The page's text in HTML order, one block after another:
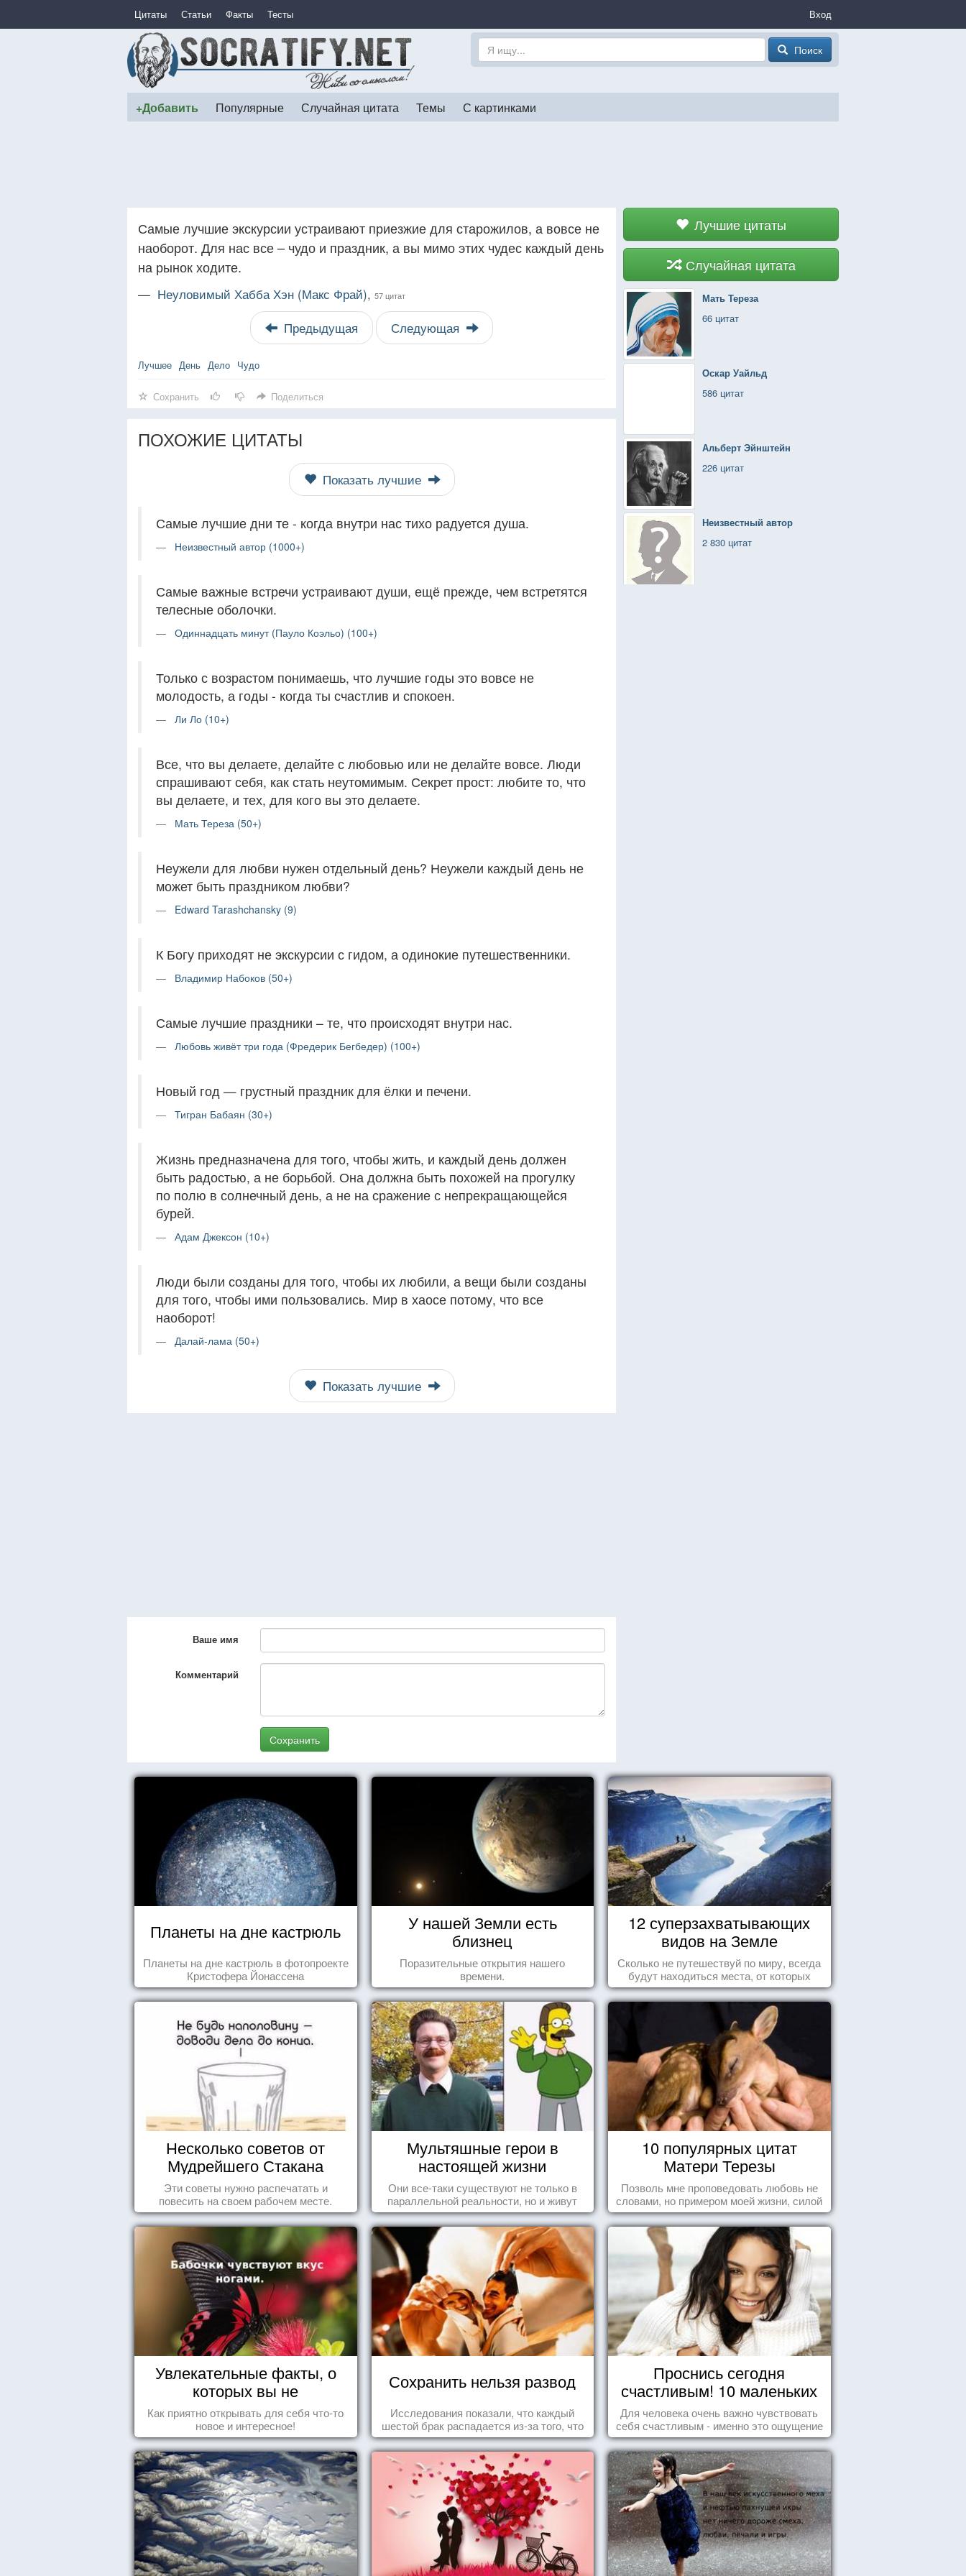
Цитаты Статьи Факты Тесты Вход
Поиск
+Добавить Популярные Случайная цитата Темы С картинками
Лучшие цитаты
Случайная цитата
Мать Тереза
66 цитат
Оскар Уайльд
586 цитат
Альберт Эйнштейн
226 цитат
Неизвестный автор
2 830 цитат
Самые лучшие экскурсии устраивают приезжие для старожилов, а вовсе не
наоборот. Для нас все – чудо и праздник, а вы мимо этих чудес каждый день
на рынок ходите.
— Неуловимый Хабба Хэн (Макс Фрай), 57 цитат
Предыдущая Следующая
Лучшее День Дело Чудо
Сохранить Поделиться
ПОХОЖИЕ ЦИТАТЫ
Показать лучшие
Самые лучшие дни те - когда внутри нас тихо радуется душа.
Неизвестный автор (1000+)
Самые важные встречи устраивают души, ещё прежде, чем встретятся
телесные оболочки.
Одиннадцать минут (Пауло Коэльо) (100+)
Только с возрастом понимаешь, что лучшие годы это вовсе не
молодость, а годы - когда ты счастлив и спокоен.
Ли Ло (10+)
Все, что вы делаете, делайте с любовью или не делайте вовсе. Люди
спрашивают себя, как стать неутомимым. Секрет прост: любите то, что
вы делаете, и тех, для кого вы это делаете.
Мать Тереза (50+)
Неужели для любви нужен отдельный день? Неужели каждый день не
может быть праздником любви?
Edward Tarashchansky (9)
К Богу приходят не экскурсии с гидом, а одинокие путешественники.
Владимир Набоков (50+)
Самые лучшие праздники – те, что происходят внутри нас.
Любовь живёт три года (Фредерик Бегбедер) (100+)
Новый год — грустный праздник для ёлки и печени.
Тигран Бабаян (30+)
Жизнь предназначена для того, чтобы жить, и каждый день должен
быть радостью, а не борьбой. Она должна быть похожей на прогулку
по полю в солнечный день, а не на сражение с непрекращающейся
бурей.
Адам Джексон (10+)
Люди были созданы для того, чтобы их любили, а вещи были созданы
для того, чтобы ими пользовались. Мир в хаосе потому, что все
наоборот!
Далай-лама (50+)
Показать лучшие
Ваше имя
Комментарий
Сохранить
Планеты на дне кастрюль
Планеты на дне кастрюль в фотопроекте
Кристофера Йонассена
У нашей Земли есть
близнец
Поразительные открытия нашего
времени.
12 суперзахватывающих
видов на Земле
Сколько не путешествуй по миру, всегда
будут находиться места, от которых
перехватывает дух и кружится голова...
Несколько советов от
Мудрейшего Стакана
Эти советы нужно распечатать и
повесить на своем рабочем месте.
Мультяшные герои в
настоящей жизни
Они все-таки существуют не только в
параллельной реальности, но и живут
среди нас с вами.
10 популярных цитат
Матери Терезы
Позволь мне проповедовать любовь не
словами, но примером моей жизни, силой
влечения, воодушевляющим влиянием ...
Увлекательные факты, о
которых вы не
догадывались!
Как приятно открывать для себя что-то
новое и интересное!
Сохранить нельзя развод
Исследования показали, что каждый
шестой брак распадается из-за того, что
одного из супругов не устраивает та
роль, которая выпала ему в семье.
Проснись сегодня
счастливым! 10 маленьких
радостей настоящего
Счастья
Для человека очень важно чувствовать
себя счастливым - именно это ощущение
дарит позитивные эмоции и превращает
каждый день в маленький праздник.